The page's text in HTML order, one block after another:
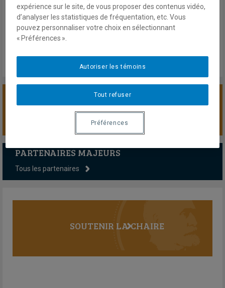
Presse
Ouest-France
Dimanche 25 janvier 2026
Lien externe
SOUTENIR LA CHAIRE
PARTENAIRES MAJEURS
Tous les partenaires
SOUTENIR LA CHAIRE
expérience sur le site, de vous proposer des contenus vidéo,
d’analyser les statistiques de fréquentation, etc. Vous
pouvez personnaliser votre choix en sélectionnant
« Préférences ».
Tout refuser
Autoriser les témoins
Préférences